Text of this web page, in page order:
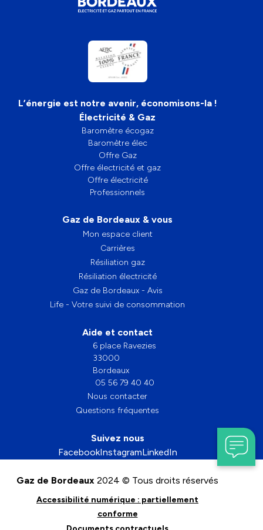
L’énergie est notre avenir, économisons-la !
Électricité & Gaz
Baromètre écogaz
Baromètre élec
Offre Gaz
Offre électricité et gaz
Offre électricité
Professionnels
Gaz de Bordeaux & vous
Mon espace client
Carrières
Résiliation gaz
Résiliation électricité
Gaz de Bordeaux - Avis
Life - Votre suivi de consommation
Aide et contact
6 place Ravezies
33000
Bordeaux
05 56 79 40 40
Nous contacter
Questions fréquentes
Suivez nous
FacebookInstagramLinkedIn
Gaz de Bordeaux 2024 © Tous droits réservés
Accessibilité numérique : partiellement
conforme